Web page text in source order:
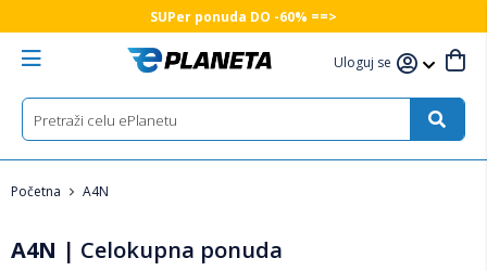
SUPer ponuda DO -60% ==>
Uloguj se
Početna A4N
A4N | Celokupna ponuda